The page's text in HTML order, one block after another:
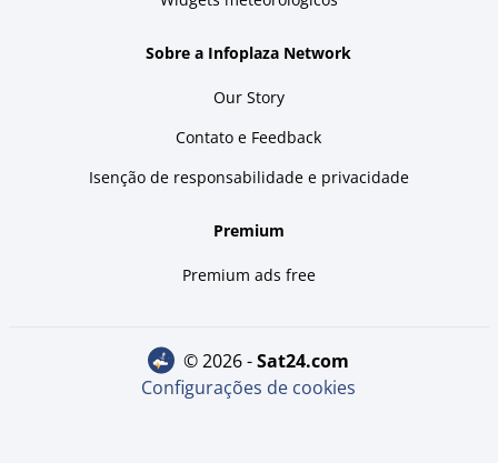
Sobre a Infoplaza Network
Our Story
Contato e Feedback
Isenção de responsabilidade e privacidade
Premium
Premium ads free
© 2026 - sat24.com
Configurações de cookies